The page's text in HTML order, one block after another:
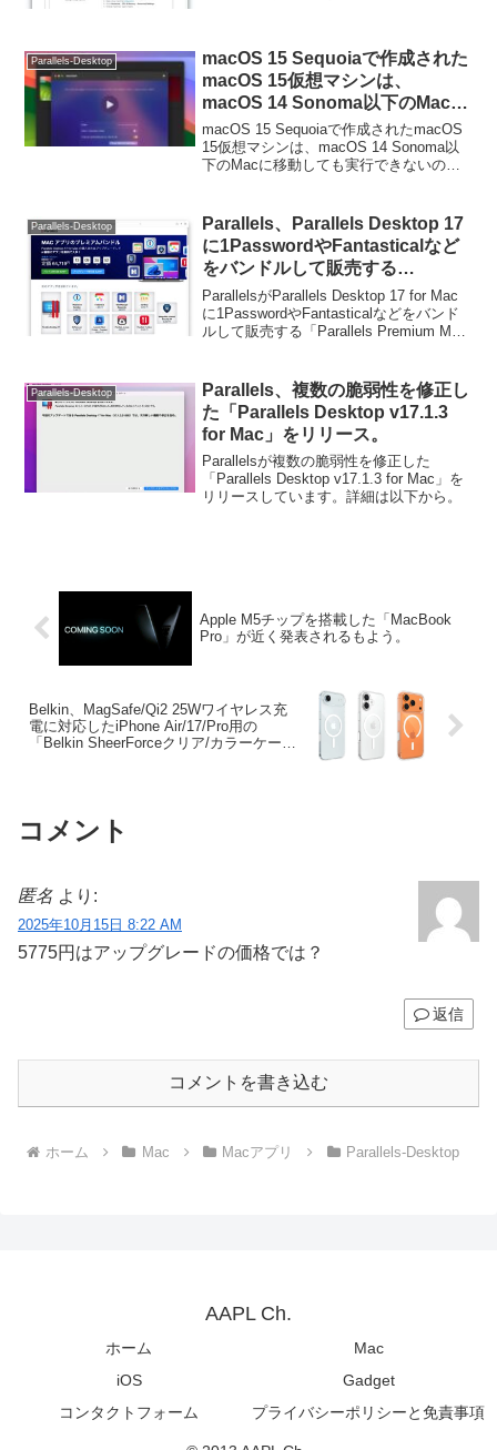
Parallels-Desktop
macOS 15 Sequoiaで作成された
macOS 15仮想マシンは、
macOS 14 Sonoma以下のMacに
移動しても実行できないので注意
を。
macOS 15 Sequoiaで作成されたmacOS
15仮想マシンは、macOS 14 Sonoma以
下のMacに移動しても実行できないので
Parallels-Desktop
Parallels、Parallels Desktop 17
に1PasswordやFantasticalなど
をバンドルして販売する
「Parallels Premium Mac App
Bundle 2022」を2月28日まで開
催。
ParallelsがParallels Desktop 17 for Mac
に1PasswordやFantasticalなどをバンド
ルして販売する「Parallels Premium Mac
Parallels-Desktop
Parallels、複数の脆弱性を修正し
た「Parallels Desktop v17.1.3
for Mac」をリリース。
Parallelsが複数の脆弱性を修正した
「Parallels Desktop v17.1.3 for Mac」を
リリースしています。詳細は以下から。
Apple M5チップを搭載した「MacBook
Pro」が近く発表されるもよう。
Belkin、MagSafe/Qi2 25Wワイヤレス充
電に対応したiPhone Air/17/Pro用の
「Belkin SheerForceクリア/カラーケー
コメント
匿名 より:
2025年10月15日 8:22 AM
5775円はアップグレードの価格では？
返信
コメントを書き込む
ホーム Mac Macアプリ Parallels-Desktop
AAPL Ch.
ホーム
Mac
iOS
Gadget
コンタクトフォーム
プライバシーポリシーと免責事項